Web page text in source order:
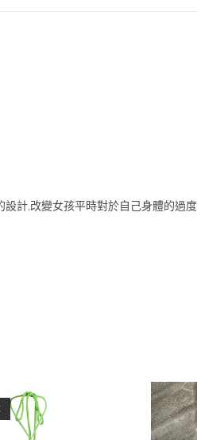
計,改變女孩平時對於自己身體的過